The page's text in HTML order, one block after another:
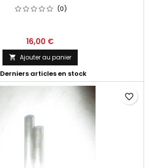
(0)
16,00 €
 Ajouter au panier
Derniers articles en stock
favorite_border